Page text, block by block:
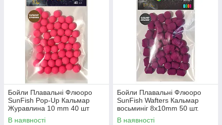
Бойли Плавальні Флюоро
SunFish Pop-Up Кальмар
Журавлина 10 mm 40 шт
(SF220842)
В наявності
Бойли Плавальні Флюоро
SunFish Wafters Кальмар
восьминіг 8x10mm 50 шт.
В наявності